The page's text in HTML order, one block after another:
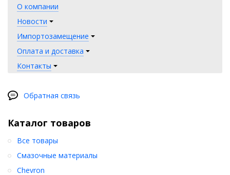
О компании
Новости
Импортозамещение
Оплата и доставка
Контакты
Обратная связь
Каталог товаров
Все товары
Смазочные материалы
Chevron